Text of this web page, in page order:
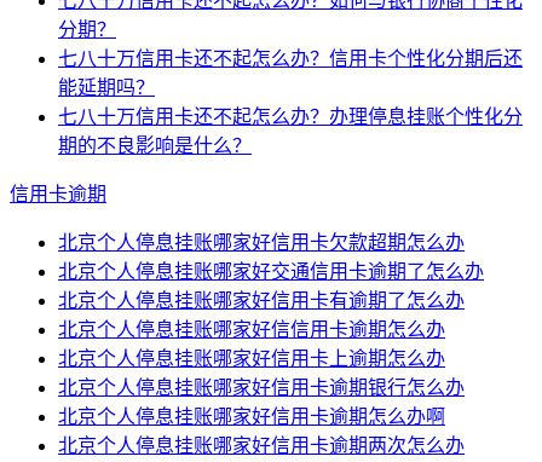
分期？
七八十万信用卡还不起怎么办？信用卡个性化分期后还
能延期吗？
七八十万信用卡还不起怎么办？办理停息挂账个性化分
期的不良影响是什么？
信用卡逾期
北京个人停息挂账哪家好信用卡欠款超期怎么办
北京个人停息挂账哪家好交通信用卡逾期了怎么办
北京个人停息挂账哪家好信用卡有逾期了怎么办
北京个人停息挂账哪家好信信用卡逾期怎么办
北京个人停息挂账哪家好信用卡上逾期怎么办
北京个人停息挂账哪家好信用卡逾期银行怎么办
北京个人停息挂账哪家好信用卡逾期怎么办啊
北京个人停息挂账哪家好信用卡逾期两次怎么办